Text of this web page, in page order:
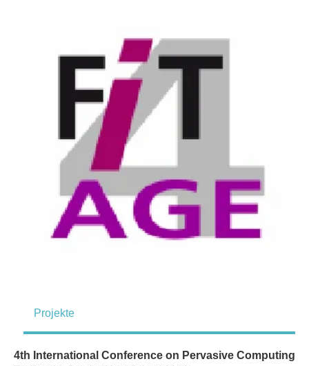
Projekte
4th International Conference on Pervasive Computing